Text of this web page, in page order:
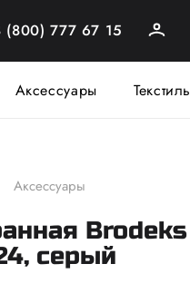
(800) 777 67 15
Аксессуары Текстиль
Аксессуары
Brodeks
серый